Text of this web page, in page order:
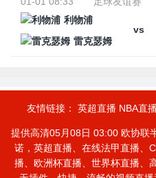
利物浦
vs
雷克瑟姆
友情链接： 英超直播 NBA直
提供高清05月08日 03:00 欧协联
诺，英超直播、在线法甲直播、
播、欧洲杯直播、世界杯直播、